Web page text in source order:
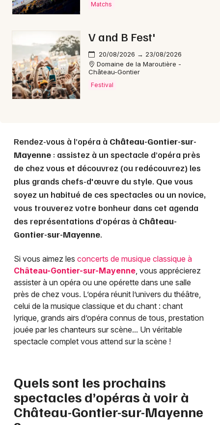
Choisir mes départements
Mon email
Je m'abonne
Matchs
V and B Fest'
20/08/2026 → 23/08/2026
Domaine de la Maroutière -
Château-Gontier
Festival
Rendez-vous à l’opéra à Château-Gontier-sur-
Mayenne : assistez à un spectacle d’opéra près
de chez vous et découvrez (ou redécouvrez) les
plus grands chefs-d'œuvre du style. Que vous
soyez un habitué de ces spectacles ou un novice,
vous trouverez votre bonheur dans cet agenda
des représentations d’opéras à Château-
Gontier-sur-Mayenne.
Si vous aimez les concerts de musique classique à
Château-Gontier-sur-Mayenne, vous apprécierez
assister à un opéra ou une opérette dans une salle
près de chez vous. L’opéra réunit l’univers du théâtre,
celui de la musique classique et du chant : chant
lyrique, grands airs d’opéra connus de tous, prestation
jouée par les chanteurs sur scène... Un véritable
spectacle complet vous attend sur la scène !
Quels sont les prochains
spectacles d’opéras à voir à
Château-Gontier-sur-Mayenne